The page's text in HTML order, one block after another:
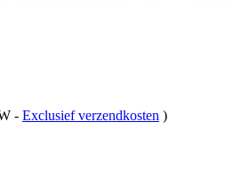
- Exclusief verzendkosten )